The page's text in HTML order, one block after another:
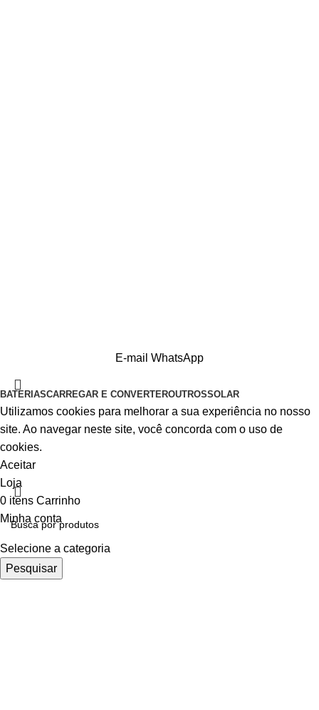
BATERIASCARREGAR E CONVERTEROUTROSSOLAR
E-mail WhatsApp
Utilizamos cookies para melhorar a sua experiência no nosso
site. Ao navegar neste site, você concorda com o uso de
cookies.
Aceitar
Selecione a categoria
Pesquisar
Loja
0 itens Carrinho
Minha conta